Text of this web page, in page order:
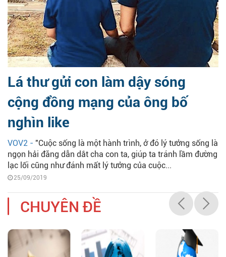
Lá thư gửi con làm dậy sóng
cộng đồng mạng của ông bố
nghìn like
VOV2 - "Cuộc sống là một hành trình, ở đó lý tưởng sống là
ngọn hải đăng dẫn dắt cha con ta, giúp ta tránh lầm đường
lạc lối cũng như đánh mất lý tưởng của cuộc...
25/09/2019
CHUYÊN ĐỀ